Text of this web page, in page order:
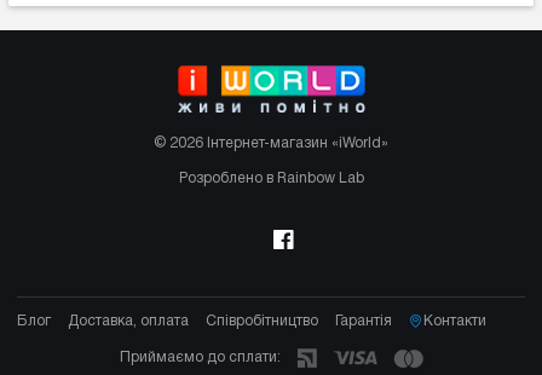
© 2026 Інтернет-магазин «iWorld»
Розроблено в Rainbow Lab
Блог Доставка, оплата Співробітництво Гарантія Контакти
Приймаємо до сплати: